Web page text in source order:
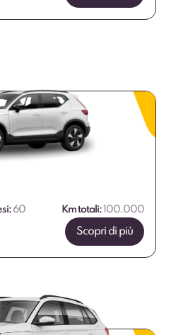
60 Km totali: 100.000
Scopri di più